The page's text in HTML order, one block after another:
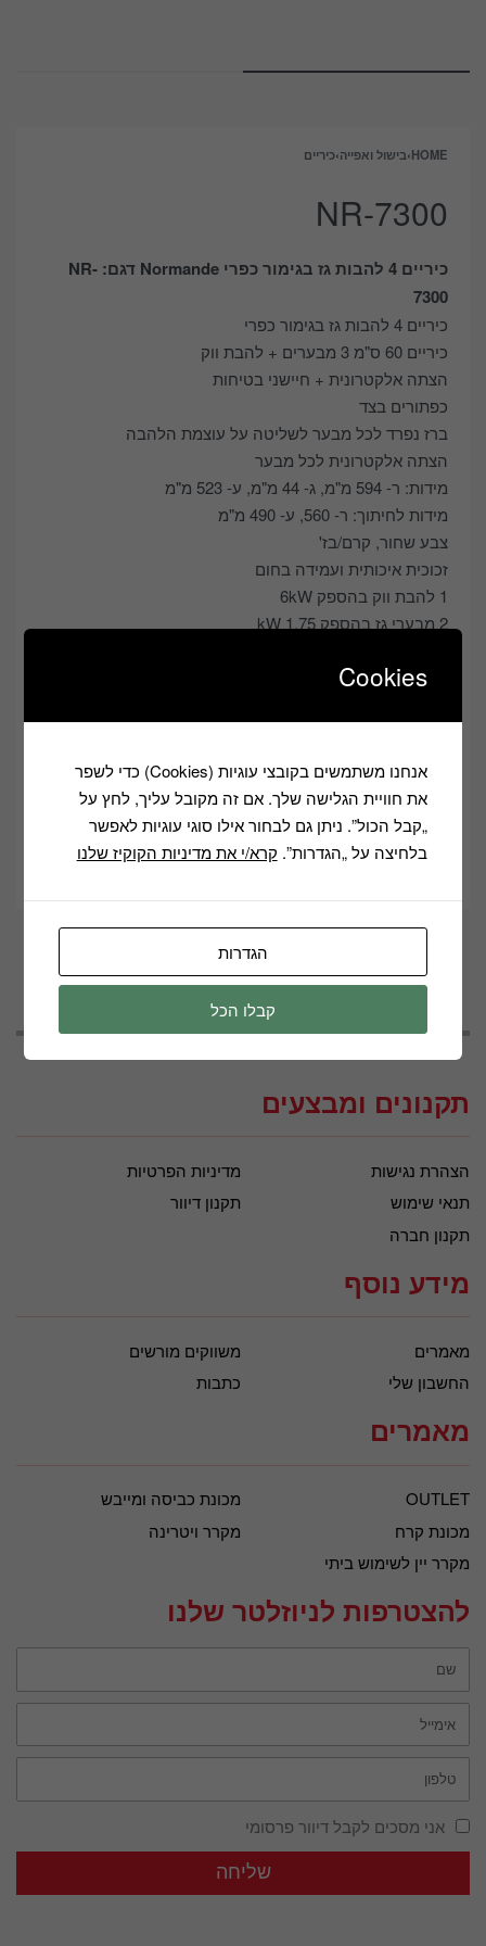
HOME
›בישול ואפייה›כיריים
NR-7300
כיריים 4 להבות גז בגימור כפרי Normande דגם: NR-
7300
כיריים 4 להבות גז בגימור כפרי
כיריים 60 ס"מ 3 מבערים + להבת ווק
הצתה אלקטרונית + חיישני בטיחות
כפתורים בצד
ברז נפרד לכל מבער לשליטה על עוצמת הלהבה
הצתה אלקטרונית לכל מבער
מידות: ר- 594 מ"מ, ג- 44 מ"מ, ע- 523 מ"מ
מידות לחיתוך: ר- 560, ע- 490 מ"מ
צבע שחור, קרם/בז'
זכוכית איכותית ועמידה בחום
1 להבת ווק בהספק 6kW
2 מבערי גז בהספק 1.75 kW
מבערים מתקדמים להגנה מפני נזילות
Add to cart
תקנונים ומבצעים
הצהרת נגישות
מדיניות הפרטיות
תנאי שימוש
תקנון דיוור
תקנון חברה
מידע נוסף
מאמרים
משווקים מורשים
החשבון שלי
כתבות
מאמרים
OUTLET
מכונת כביסה ומייבש
מכונת קרח
מקרר ויטרינה
מקרר יין לשימוש ביתי
להצטרפות לניוזלטר שלנו
אני מסכים לקבל דיוור פרסומי
שליחה
Cookies
אנחנו משתמשים בקובצי עוגיות (Cookies) כדי לשפר
את חוויית הגלישה שלך. אם זה מקובל עליך, לחץ על
„קבל הכול”. ניתן גם לבחור אילו סוגי עוגיות לאפשר
בלחיצה על „הגדרות”. קרא/י את מדיניות הקוקיז שלנו
הגדרות
קבלו הכל